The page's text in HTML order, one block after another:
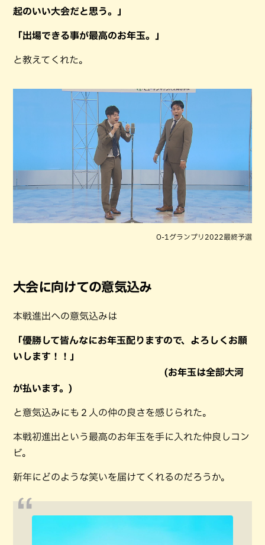
起のいい大会だと思う。」
「出場できる事が最高のお年玉。」
と教えてくれた。
O-1グランプリ2022最終予選
大会に向けての意気込み
本戦進出への意気込みは
「優勝して皆んなにお年玉配りますので、よろしくお願
いします！！」
(お年玉は全部大河
が払います。)
と意気込みにも２人の仲の良さを感じられた。
本戦初進出という最高のお年玉を手に入れた仲良しコン
ビ。
新年にどのような笑いを届けてくれるのだろうか。